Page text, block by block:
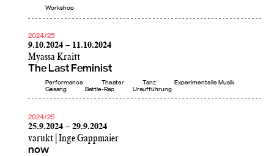
Workshop
2024/25
9.10.2024 – 11.10.2024
Myassa Kraitt
The Last Feminist
Performance Theater Tanz
Experimentelle Musik
Gesang
Battle-Rap Uraufführung
2024/25
25.9.2024 – 29.9.2024
varukt | Inge Gappmaier
now